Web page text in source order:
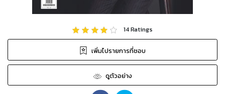
14Ratings
เพิ่มไปรายการที่ชอบ
ดูตัวอย่าง